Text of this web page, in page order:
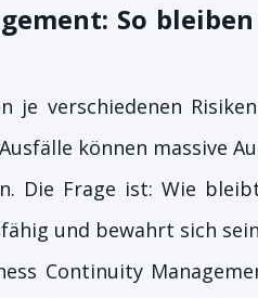
So
verschiedenen
können massive
Die Frage ist: Wie
und bewahrt sich
Continuity